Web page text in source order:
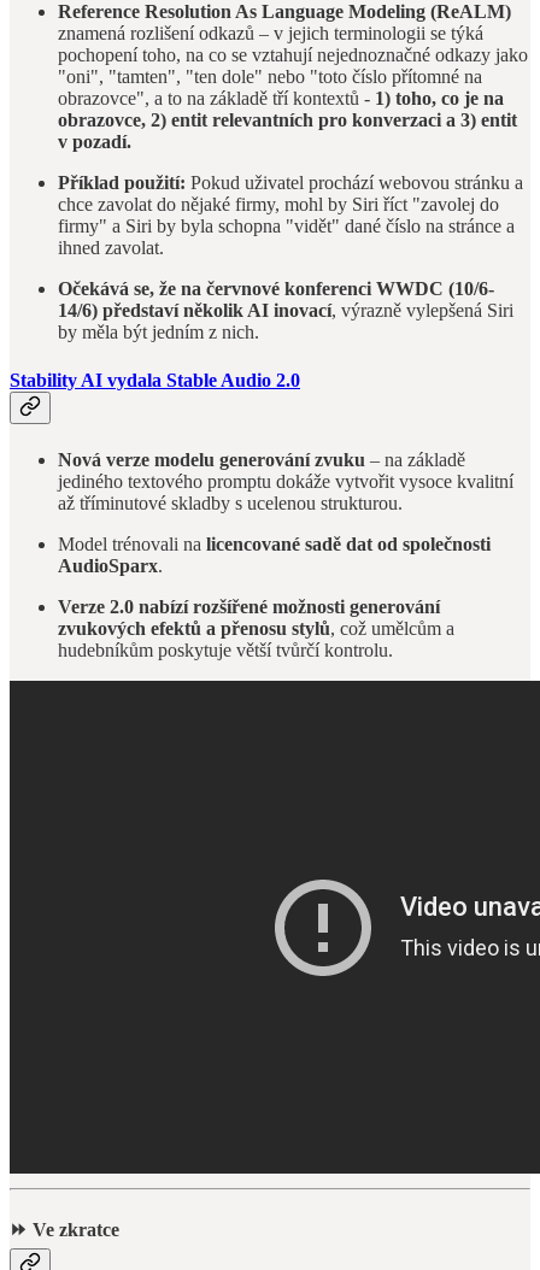
Reference Resolution As Language Modeling (ReALM)
znamená rozlišení odkazů – v jejich terminologii se týká
pochopení toho, na co se vztahují nejednoznačné odkazy jako
"oni", "tamten", "ten dole" nebo "toto číslo přítomné na
obrazovce", a to na základě tří kontextů - 1) toho, co je na
obrazovce, 2) entit relevantních pro konverzaci a 3) entit
v pozadí.
Příklad použití: Pokud uživatel prochází webovou stránku a
chce zavolat do nějaké firmy, mohl by Siri říct "zavolej do
firmy" a Siri by byla schopna "vidět" dané číslo na stránce a
ihned zavolat.
Očekává se, že na červnové konferenci WWDC (10/6-
14/6) představí několik AI inovací, výrazně vylepšená Siri
by měla být jedním z nich.
Stability AI vydala Stable Audio 2.0
Nová verze modelu generování zvuku – na základě
jediného textového promptu dokáže vytvořit vysoce kvalitní
až tříminutové skladby s ucelenou strukturou.
Model trénovali na licencované sadě dat od společnosti
AudioSparx.
Verze 2.0 nabízí rozšířené možnosti generování
zvukových efektů a přenosu stylů, což umělcům a
hudebníkům poskytuje větší tvůrčí kontrolu.
⏩ Ve zkratce